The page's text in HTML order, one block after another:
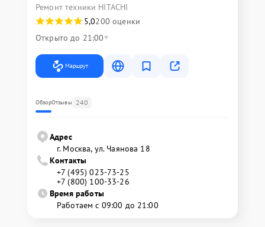
Ремонт техники HITACHI
5,0200 оценки
Открыто до 21:00
Маршрут
ОбзорОтзывы 240
Адрес
г. Москва, ул. Чаянова 18
Контакты
+7 (495) 023-73-25
+7 (800) 100-33-26
Время работы
Работаем с 09:00 до 21:00